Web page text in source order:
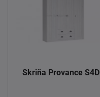
Skriňa Provance S4D